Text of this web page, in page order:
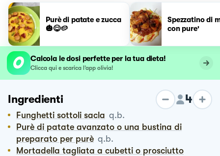
Purè di patate e zucca
🎃😋🥔
Spezzatino di
con pure'
Calcola le dosi perfette per la tua dieta!
Clicca qui e scarica l’app olivia!
Ingredienti 4
Funghetti sottoli sacla q.b.
Purè di patate avanzato o una bustina di
preparato per purè q.b.
Mortadella tagliata a cubetti o prosciutto